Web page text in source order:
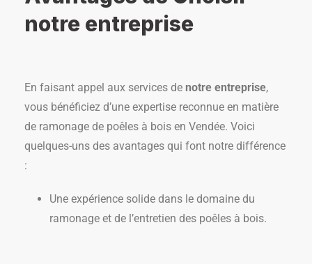
notre entreprise
En faisant appel aux services de notre entreprise,
vous bénéficiez d’une expertise reconnue en matière
de ramonage de poêles à bois en Vendée. Voici
quelques-uns des avantages qui font notre différence
:
Une expérience solide dans le domaine du
ramonage et de l’entretien des poêles à bois.